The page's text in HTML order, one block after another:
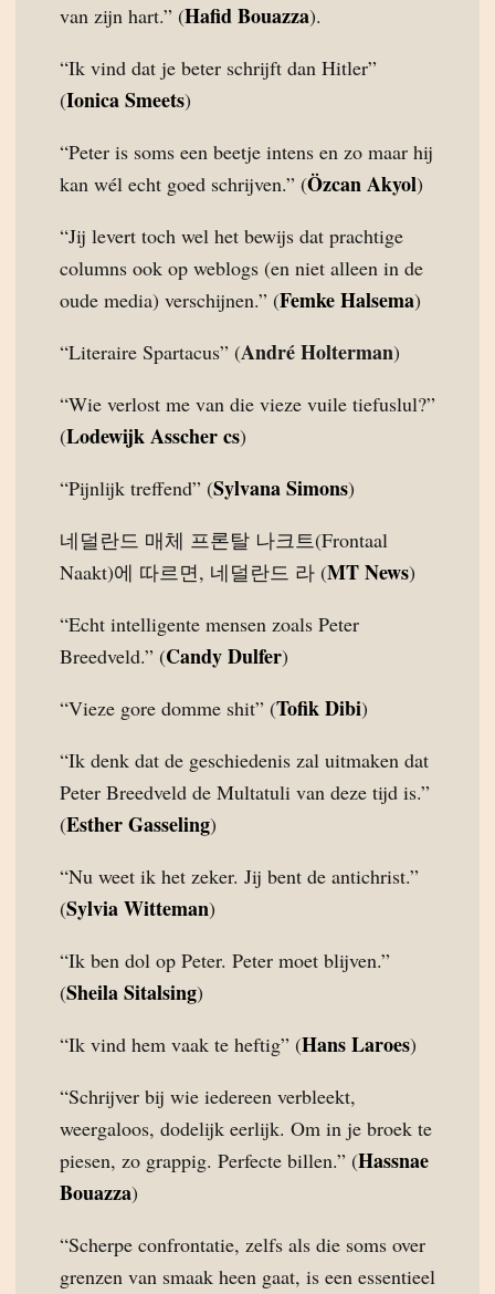
van zijn hart.” (Hafid Bouazza).
“Ik vind dat je beter schrijft dan Hitler”
(Ionica Smeets)
“Peter is soms een beetje intens en zo maar hij
kan wél echt goed schrijven.” (Özcan Akyol)
“Jij levert toch wel het bewijs dat prachtige
columns ook op weblogs (en niet alleen in de
oude media) verschijnen.” (Femke Halsema)
“Literaire Spartacus” (André Holterman)
“Wie verlost me van die vieze vuile tiefuslul?”
(Lodewijk Asscher cs)
“Pijnlijk treffend” (Sylvana Simons)
네덜란드 매체 프론탈 나크트(Frontaal
Naakt)에 따르면, 네덜란드 라 (MT News)
“Echt intelligente mensen zoals Peter
Breedveld.” (Candy Dulfer)
“Vieze gore domme shit” (Tofik Dibi)
“Ik denk dat de geschiedenis zal uitmaken dat
Peter Breedveld de Multatuli van deze tijd is.”
(Esther Gasseling)
“Nu weet ik het zeker. Jij bent de antichrist.”
(Sylvia Witteman)
“Ik ben dol op Peter. Peter moet blijven.”
(Sheila Sitalsing)
“Ik vind hem vaak te heftig” (Hans Laroes)
“Schrijver bij wie iedereen verbleekt,
weergaloos, dodelijk eerlijk. Om in je broek te
piesen, zo grappig. Perfecte billen.” (Hassnae
Bouazza)
“Scherpe confrontatie, zelfs als die soms over
grenzen van smaak heen gaat, is een essentieel